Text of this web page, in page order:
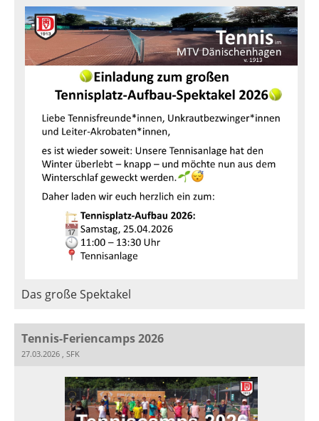
Das große Spektakel
Tennis-Feriencamps 2026
27.03.2026 , SFK